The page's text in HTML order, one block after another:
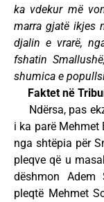
ka vdekur më
marra gjatë ikjes
djalin e vrarë,
fshatin
shumica e
Faktet në
Ndërsa, pas
i ka parë
nga shtëpia për
pleqve që u
dëshmon
pleqtë Mehmet